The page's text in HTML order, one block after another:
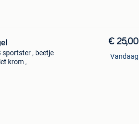
sportster , beetje
krom ,
€ 25,00
Vandaag